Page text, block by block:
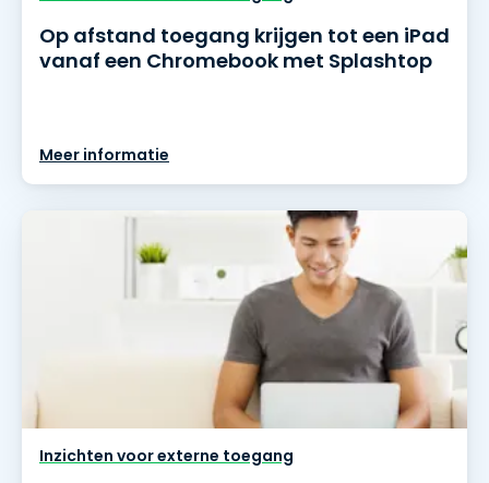
Op afstand toegang krijgen tot een iPad
vanaf een Chromebook met Splashtop
Meer informatie
Inzichten voor externe toegang